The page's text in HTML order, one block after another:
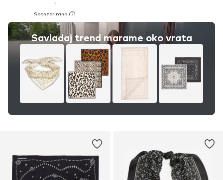
Savladaj trend marame oko vrata